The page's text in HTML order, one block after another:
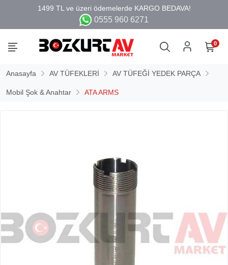
0555 960 6271
0
Anasayfa AV TÜFEKLERİ AV TÜFEĞİ YEDEK PARÇA
Mobil Şok & Anahtar ATA ARMS